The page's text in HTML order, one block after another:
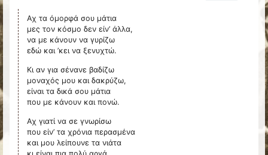
Αχ τα όμορφά σου μάτια
μες τον κόσμο δεν είν’ άλλα,
να με κάνουν να γυρίζω
εδώ και ’κει να ξενυχτώ.
Κι αν για σένανε βαδίζω
μοναχός μου και δακρύζω,
είναι τα δικά σου μάτια
που με κάνουν και πονώ.
Αχ γιατί να σε γνωρίσω
που είν’ τα χρόνια περασμένα
και μου λείπουνε τα νιάτα
κι είναι πια πολύ αργά.